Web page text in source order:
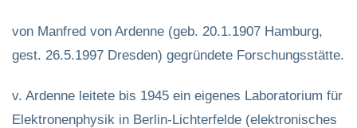
von Manfred von Ardenne (geb. 20.1.1907 Hamburg,
gest. 26.5.1997 Dresden) gegründete Forschungsstätte.
v. Ardenne leitete bis 1945 ein eigenes Laboratorium für
Elektronenphysik in Berlin-Lichterfelde (elektronisches